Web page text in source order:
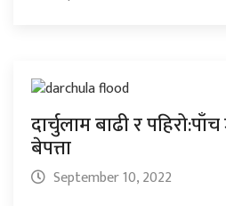
दार्चुलाम बाढी र
बेपत्ता
September 10, 2022